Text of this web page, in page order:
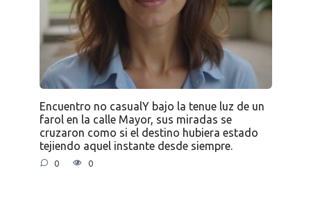
Encuentro no casualY bajo la tenue luz de un
farol en la calle Mayor, sus miradas se
cruzaron como si el destino hubiera estado
tejiendo aquel instante desde siempre.
0 0